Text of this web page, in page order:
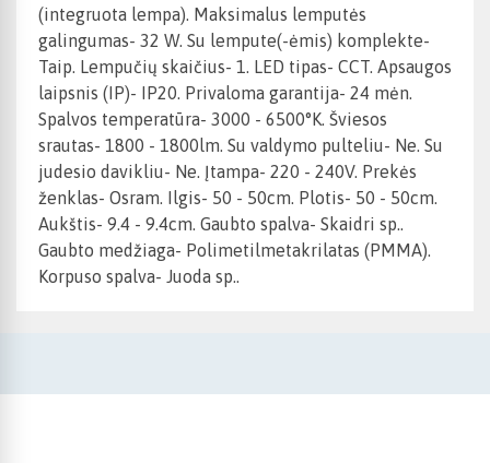
(integruota lempa). Maksimalus lemputės
galingumas- 32 W. Su lempute(-ėmis) komplekte-
Taip. Lempučių skaičius- 1. LED tipas- CCT. Apsaugos
laipsnis (IP)- IP20. Privaloma garantija- 24 mėn.
Spalvos temperatūra- 3000 - 6500°K. Šviesos
srautas- 1800 - 1800lm. Su valdymo pulteliu- Ne. Su
judesio davikliu- Ne. Įtampa- 220 - 240V. Prekės
ženklas- Osram. Ilgis- 50 - 50cm. Plotis- 50 - 50cm.
Aukštis- 9.4 - 9.4cm. Gaubto spalva- Skaidri sp..
Gaubto medžiaga- Polimetilmetakrilatas (PMMA).
Korpuso spalva- Juoda sp..